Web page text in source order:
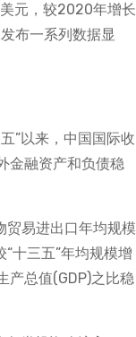
元，较2020年增长
布一系列数据显
”以来，中国国际收
金融资产和负债稳
易进出口年均规模
十三五”年均规模增
产总值(GDP)之比稳